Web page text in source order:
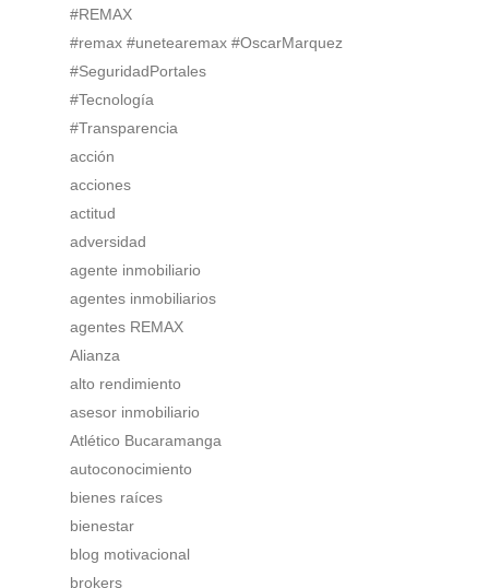
#REMAX
#remax #unetearemax #OscarMarquez
#SeguridadPortales
#Tecnología
#Transparencia
acción
acciones
actitud
adversidad
agente inmobiliario
agentes inmobiliarios
agentes REMAX
Alianza
alto rendimiento
asesor inmobiliario
Atlético Bucaramanga
autoconocimiento
bienes raíces
bienestar
blog motivacional
brokers